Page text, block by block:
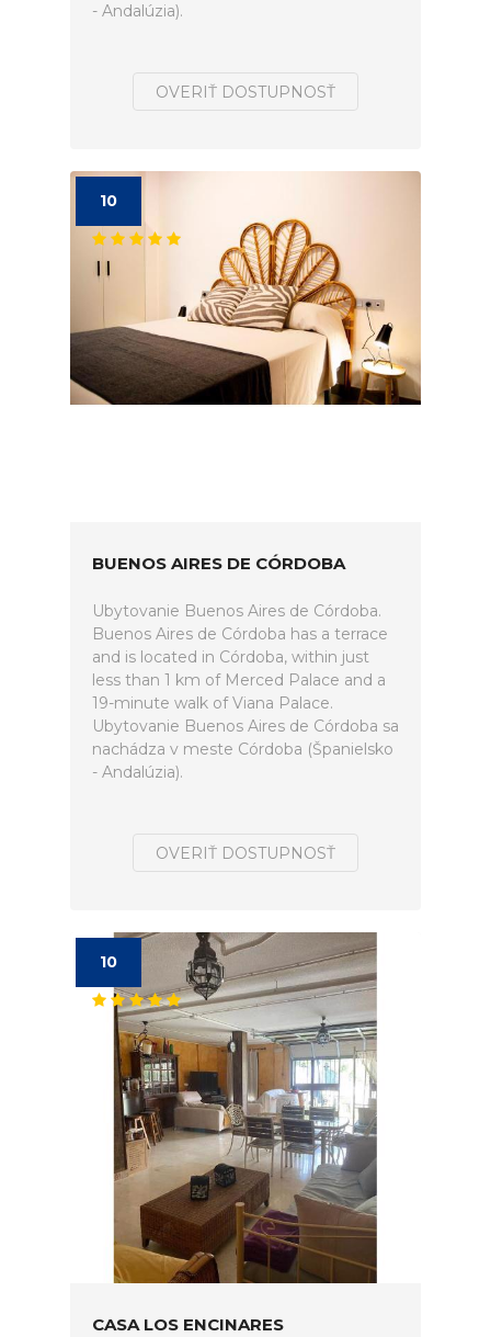
- Andalúzia).
OVERIŤ DOSTUPNOSŤ
10
BUENOS AIRES DE CÓRDOBA
Ubytovanie Buenos Aires de Córdoba.
Buenos Aires de Córdoba has a terrace
and is located in Córdoba, within just
less than 1 km of Merced Palace and a
19-minute walk of Viana Palace.
Ubytovanie Buenos Aires de Córdoba sa
nachádza v meste Córdoba (Španielsko
- Andalúzia).
OVERIŤ DOSTUPNOSŤ
10
CASA LOS ENCINARES